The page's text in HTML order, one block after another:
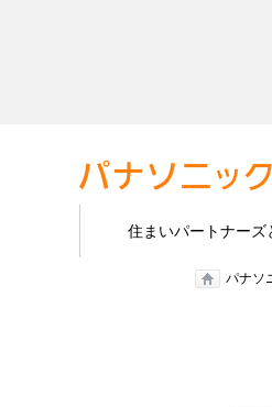
住まいパートナーズ
パナソ